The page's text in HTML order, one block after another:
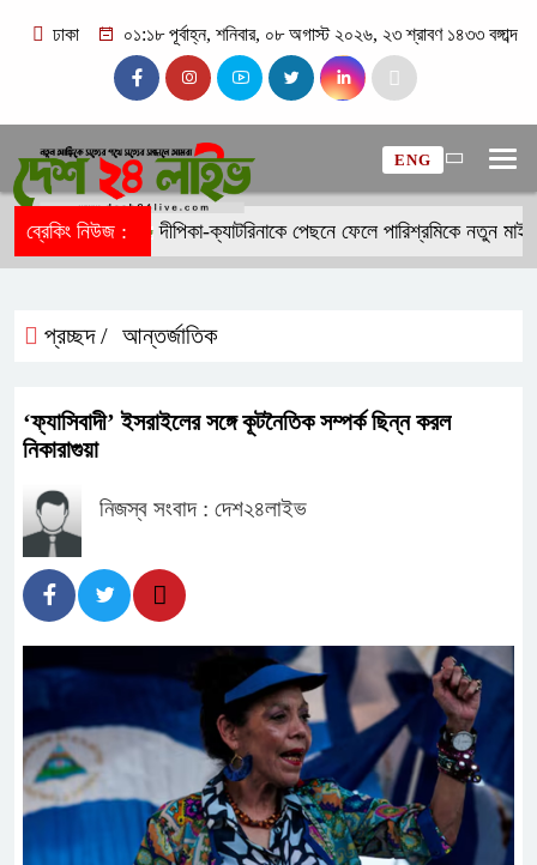
ঢাকা ০১:১৮ পূর্বাহ্ন, শনিবার, ০৮ অগাস্ট ২০২৬, ২৩ শ্রাবণ ১৪৩৩ বঙ্গাব্দ
ENG
ব্রেকিং নিউজ : দীপিকা-ক্যাটরিনাকে পেছনে ফেলে পারিশ্রমিকে নতুন
প্রচ্ছদ / আন্তর্জাতিক
‘ফ্যাসিবাদী’ ইসরাইলের সঙ্গে কূটনৈতিক সম্পর্ক ছিন্ন করল
নিকারাগুয়া
নিজস্ব সংবাদ : দেশ২৪লাইভ